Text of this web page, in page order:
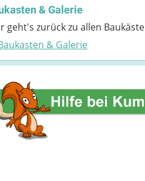
& Galerie
geht's zurück zu allen
& Galerie